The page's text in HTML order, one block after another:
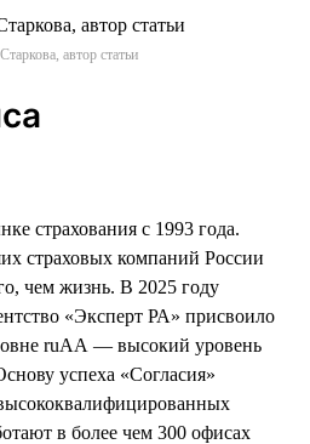
автор статьи
страхования с 1993 года.
страховых компаний России
чем жизнь. В 2025 году
«Эксперт РА» присвоило
ruAA — высокий уровень
успеха «Согласия»
в более чем 300 офисах